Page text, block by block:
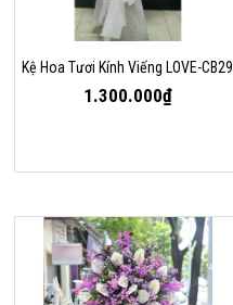
Kệ Hoa Tươi Kính Viếng LOVE-CB29
1.300.000₫